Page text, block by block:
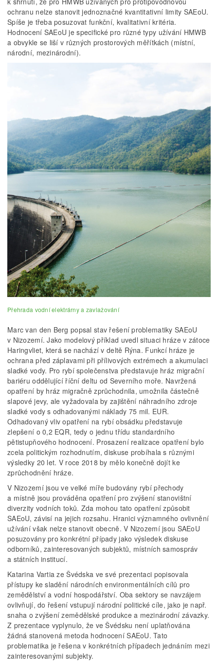
ochranu nelze stanovit jednoznačné kvantitativní limity SAEoU.
Spíše je třeba posuzovat funkční, kvalitativní kritéria.
Hodnocení SAEoU je specifické pro různé typy užívání HMWB
a obvykle se liší v různých prostorových měřítkách (místní,
národní, mezinárodní).
Přehrada vodní elektrárny a zavlažování
Marc van den Berg popsal stav řešení problematiky SAEoU
v Nizozemí. Jako modelový příklad uvedl situaci hráze v zátoce
Haringvliet, která se nachází v deltě Rýna. Funkcí hráze je
ochrana před záplavami při přílivových extrémech a akumulaci
sladké vody. Pro rybí společenstva představuje hráz migrační
bariéru oddělující říční deltu od Severního moře. Navržená
opatření by hráz migračně zprůchodnila, umožnila částečně
slapové jevy, ale vyžadovala by zajištění náhradního zdroje
sladké vody s odhadovanými náklady 75 mil. EUR.
Odhadovaný vliv opatření na rybí obsádku představuje
zlepšení o 0,2 EQR, tedy o jednu třídu standardního
pětistupňového hodnocení. Prosazení realizace opatření bylo
zcela politickým rozhodnutím, diskuse probíhala s různými
výsledky 20 let. V roce 2018 by mělo konečně dojít ke
zprůchodnění hráze.
V Nizozemí jsou ve velké míře budovány rybí přechody
a místně jsou prováděna opatření pro zvýšení stanovištní
diverzity vodních toků. Zda mohou tato opatření způsobit
SAEoU, závisí na jejich rozsahu. Hranici významného ovlivnění
užívání však nelze stanovit obecně. V Nizozemí jsou SAEoU
posuzovány pro konkrétní případy jako výsledek diskuse
odborníků, zainteresovaných subjektů, místních samospráv
a státních institucí.
Katarina Vartia ze Švédska ve své prezentaci popisovala
přístupy ke sladění národních environmentálních cílů pro
zemědělství a vodní hospodářství. Oba sektory se navzájem
ovlivňují, do řešení vstupují národní politické cíle, jako je např.
snaha o zvýšení zemědělské produkce a mezinárodní závazky.
Z prezentace vyplynulo, že ve Švédsku není uplatňována
žádná stanovená metoda hodnocení SAEoU. Tato
problematika je řešena v konkrétních případech jednáním mezi
zainteresovanými subjekty.